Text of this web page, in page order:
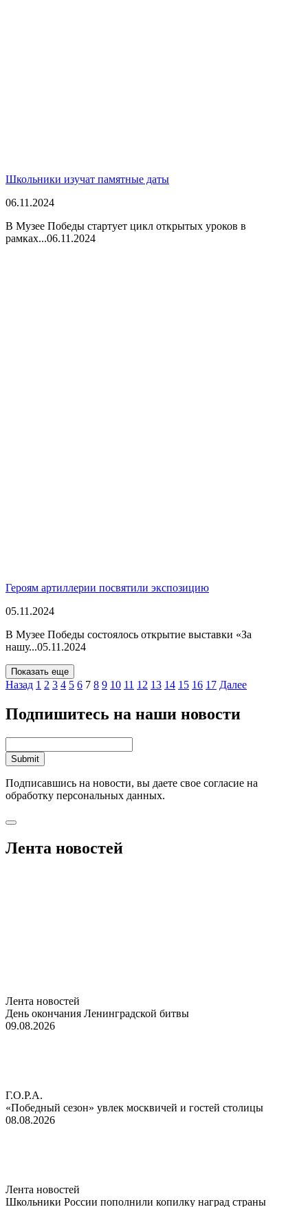
Школьники изучат памятные даты
06.11.2024
В Музее Победы стартует цикл открытых уроков в
рамках...06.11.2024
Героям артиллерии посвятили экспозицию
05.11.2024
В Музее Победы состоялось открытие выставки «За
нашу...05.11.2024
Показать еще
Назад 1 2 3 4 5 6 7 8 9 10 11 12 13 14 15 16 17 Далее
Подпишитесь на наши новости
Подписавшись на новости, вы даете свое согласие на
обработку персональных данных.
Лента новостей
Лента новостей
День окончания Ленинградской битвы
09.08.2026
Г.О.Р.А.
«Победный сезон» увлек москвичей и гостей столицы
08.08.2026
Лента новостей
Школьники России пополнили копилку наград страны